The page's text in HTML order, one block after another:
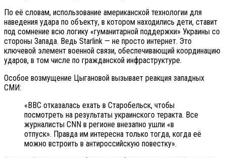
По её словам, использование американской технологии для
наведения удара по объекту, в котором находились дети, ставит
под сомнение всю логику «гуманитарной поддержки» Украины со
стороны Запада. Ведь Starlink — не просто интернет. Это
ключевой элемент военной связи, обеспечивающий координацию
ударов, в том числе по гражданской инфраструктуре.
Особое возмущение Цыгановой вызывает реакция западных
СМИ:
«BBC отказалась ехать в Старобельск, чтобы
посмотреть на результаты украинского теракта. Все
журналисты CNN в регионе внезапно ушли «в
отпуск». Правда им интересна только тогда, когда её
можно встроить в антироссийскую повестку».